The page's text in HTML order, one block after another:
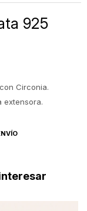
925
Circonia.
extensora.